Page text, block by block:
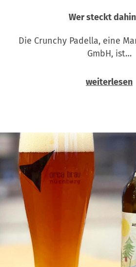
Wer steckt
Die Crunchy Padella, eine
GmbH, ist…
weiterlesen